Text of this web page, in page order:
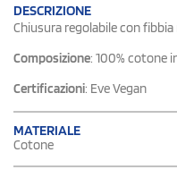
DESCRIZIONE
Chiusura regolabile con fibbia
Composizione: 100% cotone
Certificazioni: Eve Vegan
MATERIALE
Cotone